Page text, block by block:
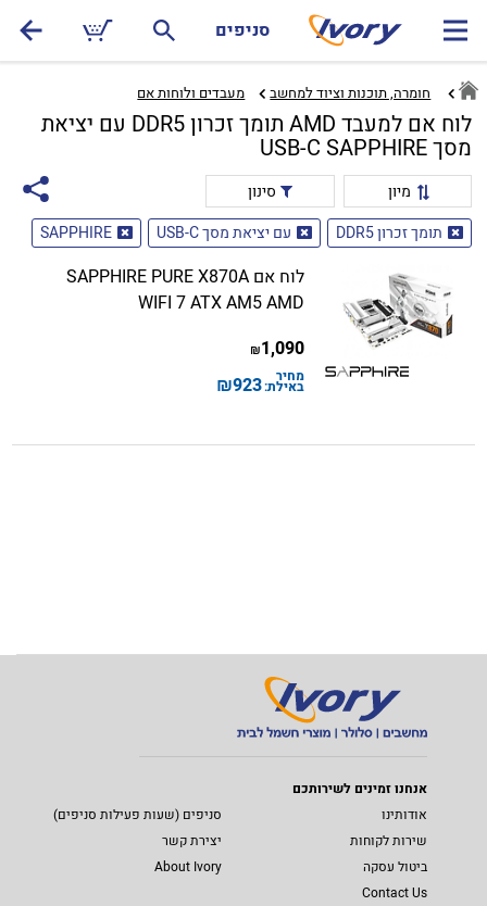
סניפים
חומרה, תוכנות וציוד למחשב מעבדים ולוחות אם‏
לוח אם למעבד AMD תומך זכרון DDR5 עם יציאת
מסך USB-C SAPPHIRE
מיון
סינון
תומך זכרון DDR5
עם יציאת מסך USB-C SAPPHIRE
לוח אם SAPPHIRE PURE X870A
WIFI 7 ATX AM5 AMD
1,090
₪
מחיר
באילת:923
₪
אנחנו זמינים לשירותכם
אודותינו
סניפים (שעות פעילות סניפים)
שירות לקוחות
יצירת קשר
ביטול עסקה
About Ivory
Contact Us